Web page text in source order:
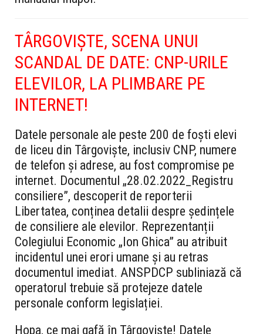
TÂRGOVIȘTE, SCENA UNUI
SCANDAL DE DATE: CNP-URILE
ELEVILOR, LA PLIMBARE PE
INTERNET!
Datele personale ale peste 200 de foști elevi
de liceu din Târgoviște, inclusiv CNP, numere
de telefon și adrese, au fost compromise pe
internet. Documentul „28.02.2022_Registru
consiliere”, descoperit de reporterii
Libertatea, conținea detalii despre ședințele
de consiliere ale elevilor. Reprezentanții
Colegiului Economic „Ion Ghica” au atribuit
incidentul unei erori umane și au retras
documentul imediat. ANSPDCP subliniază că
operatorul trebuie să protejeze datele
personale conform legislației.
Hopa, ce mai gafă în Târgoviște! Datele